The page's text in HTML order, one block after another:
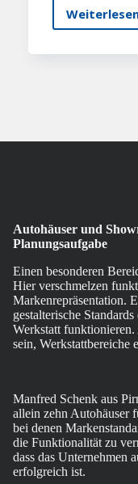
Autohäuser und
Planungsaufgabe
Einen besonderen
Hier verschmelzen
Markenrepräsentation.
gestalterische
Werkstatt
sein, Werkstattbereiche
Manfred Schenk aus
allein zehn Autohäuser
bei denen
die Funktionalität zu
dass das Unternehmen
erfolgreich ist.